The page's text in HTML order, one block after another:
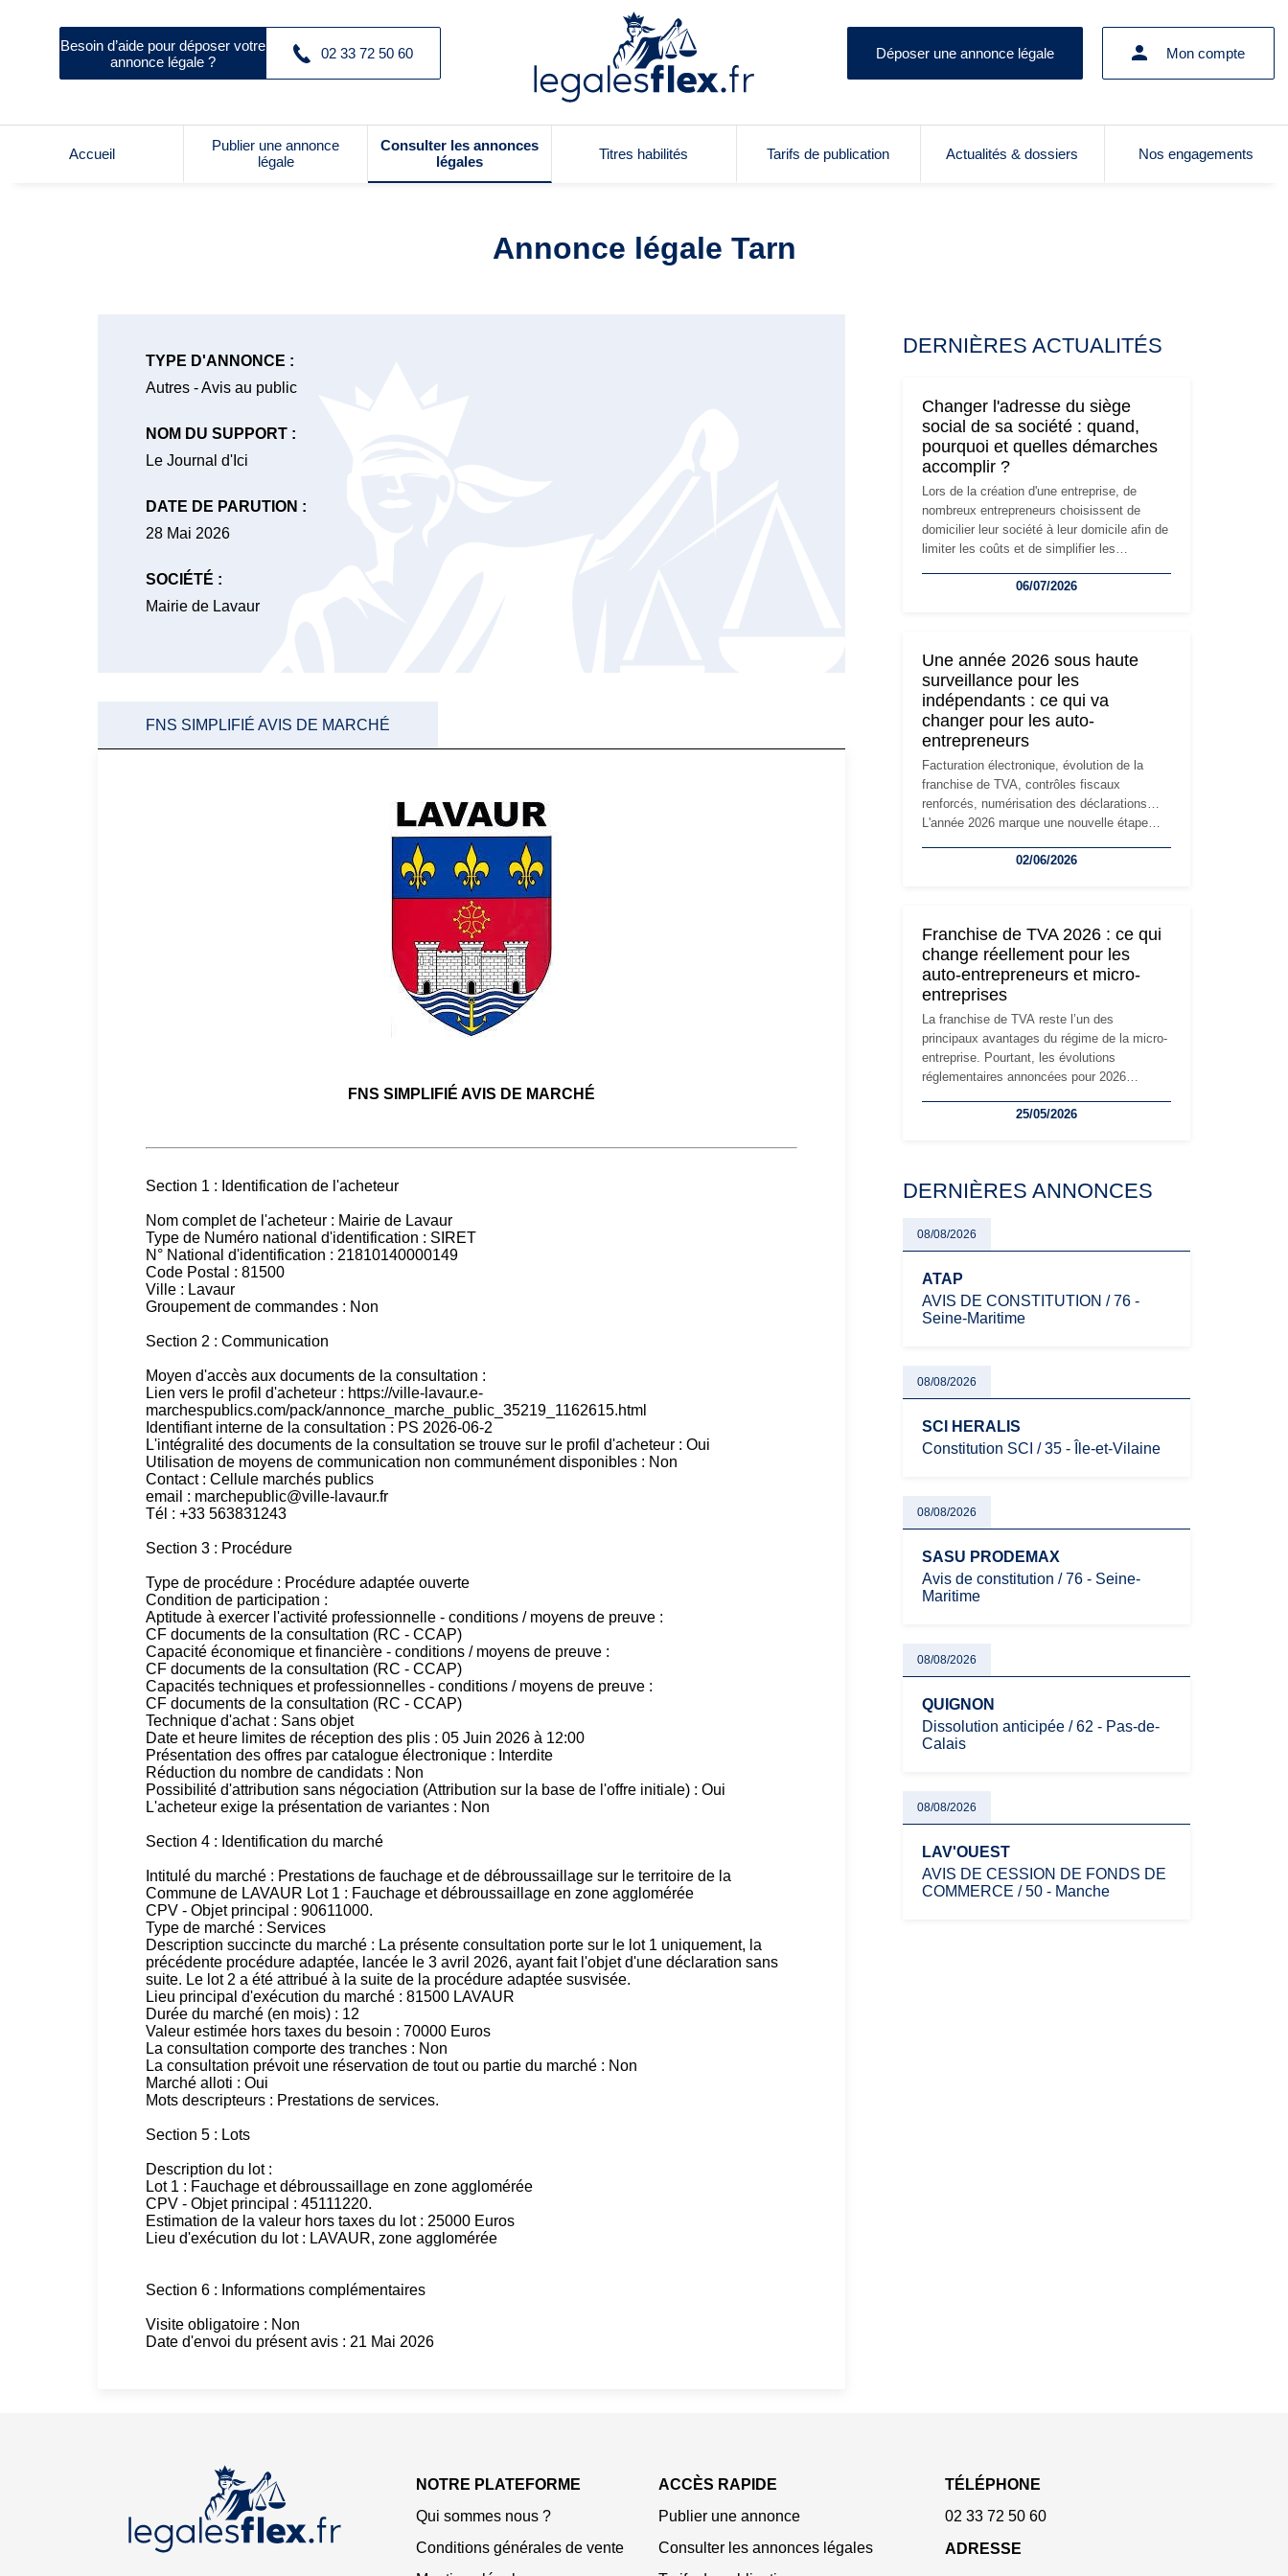
Besoin d’aide pour déposer votre
annonce légale ?
02 33 72 50 60 Déposer une annonce légale Mon compte
Accueil
Publier une annonce
légale
Consulter les annonces
légales
Titres habilités Tarifs de publication Actualités & dossiers Nos engagements
Annonce légale Tarn
TYPE D'ANNONCE :
Autres - Avis au public
NOM DU SUPPORT :
Le Journal d'Ici
DATE DE PARUTION :
28 Mai 2026
SOCIÉTÉ :
Mairie de Lavaur
FNS SIMPLIFIÉ AVIS DE MARCHÉ
FNS SIMPLIFIÉ AVIS DE MARCHÉ
Section 1 : Identification de l'acheteur
Nom complet de l'acheteur : Mairie de Lavaur
Type de Numéro national d'identification : SIRET
N° National d'identification : 21810140000149
Code Postal : 81500
Ville : Lavaur
Groupement de commandes : Non
Section 2 : Communication
Moyen d'accès aux documents de la consultation :
Lien vers le profil d'acheteur : https://ville-lavaur.e-
marchespublics.com/pack/annonce_marche_public_35219_1162615.html
Identifiant interne de la consultation : PS 2026-06-2
L'intégralité des documents de la consultation se trouve sur le profil d'acheteur : Oui
Utilisation de moyens de communication non communément disponibles : Non
Contact : Cellule marchés publics
email : marchepublic@ville-lavaur.fr
Tél : +33 563831243
Section 3 : Procédure
Type de procédure : Procédure adaptée ouverte
Condition de participation :
Aptitude à exercer l'activité professionnelle - conditions / moyens de preuve :
CF documents de la consultation (RC - CCAP)
Capacité économique et financière - conditions / moyens de preuve :
CF documents de la consultation (RC - CCAP)
Capacités techniques et professionnelles - conditions / moyens de preuve :
CF documents de la consultation (RC - CCAP)
Technique d'achat : Sans objet
Date et heure limites de réception des plis : 05 Juin 2026 à 12:00
Présentation des offres par catalogue électronique : Interdite
Réduction du nombre de candidats : Non
Possibilité d'attribution sans négociation (Attribution sur la base de l'offre initiale) : Oui
L'acheteur exige la présentation de variantes : Non
Section 4 : Identification du marché
Intitulé du marché : Prestations de fauchage et de débroussaillage sur le territoire de la
Commune de LAVAUR Lot 1 : Fauchage et débroussaillage en zone agglomérée
CPV - Objet principal : 90611000.
Type de marché : Services
Description succincte du marché : La présente consultation porte sur le lot 1 uniquement, la
précédente procédure adaptée, lancée le 3 avril 2026, ayant fait l'objet d'une déclaration sans
suite. Le lot 2 a été attribué à la suite de la procédure adaptée susvisée.
Lieu principal d'exécution du marché : 81500 LAVAUR
Durée du marché (en mois) : 12
Valeur estimée hors taxes du besoin : 70000 Euros
La consultation comporte des tranches : Non
La consultation prévoit une réservation de tout ou partie du marché : Non
Marché alloti : Oui
Mots descripteurs : Prestations de services.
Section 5 : Lots
Description du lot :
Lot 1 : Fauchage et débroussaillage en zone agglomérée
CPV - Objet principal : 45111220.
Estimation de la valeur hors taxes du lot : 25000 Euros
Lieu d'exécution du lot : LAVAUR, zone agglomérée
Section 6 : Informations complémentaires
Visite obligatoire : Non
Date d'envoi du présent avis : 21 Mai 2026
DERNIÈRES ACTUALITÉS
Changer l'adresse du siège
social de sa société : quand,
pourquoi et quelles démarches
accomplir ?
Lors de la création d'une entreprise, de
nombreux entrepreneurs choisissent de
domicilier leur société à leur domicile afin de
limiter les coûts et de simplifier les
l'activité, cette solution peut rapidement
siège social répond souvent à une nouvelle
étape de la vie de l'entreprise et implique
plusieurs formalités obligatoires.
06/07/2026
Une année 2026 sous haute
surveillance pour les
indépendants : ce qui va
changer pour les auto-
entrepreneurs
Facturation électronique, évolution de la
franchise de TVA, contrôles fiscaux
renforcés, numérisation des déclarations…
L'année 2026 marque une nouvelle étape
travailleurs indépendants. Si le régime de la
réglementaire plus exigeant. Décryptage des
principaux changements et des précautions
à prendre pour éviter les mauvaises
surprises.
02/06/2026
Franchise de TVA 2026 : ce qui
change réellement pour les
auto-entrepreneurs et micro-
entreprises
La franchise de TVA reste l’un des
principaux avantages du régime de la micro-
entreprise. Pourtant, les évolutions
réglementaires annoncées pour 2026
les auto-entrepreneurs, artisans et
évoluent dans un contexte de contrôle
oblige les indépendants à rester
particulièrement vigilants.
25/05/2026
DERNIÈRES ANNONCES
08/08/2026
ATAP
AVIS DE CONSTITUTION / 76 -
Seine-Maritime
08/08/2026
SCI HERALIS
Constitution SCI / 35 - Île-et-Vilaine
08/08/2026
SASU PRODEMAX
Avis de constitution / 76 - Seine-
Maritime
08/08/2026
QUIGNON
Dissolution anticipée / 62 - Pas-de-
Calais
08/08/2026
LAV'OUEST
AVIS DE CESSION DE FONDS DE
COMMERCE / 50 - Manche
NOTRE PLATEFORME
Qui sommes nous ?
Conditions générales de vente
ACCÈS RAPIDE
Publier une annonce
Consulter les annonces légales
TÉLÉPHONE
02 33 72 50 60
ADRESSE